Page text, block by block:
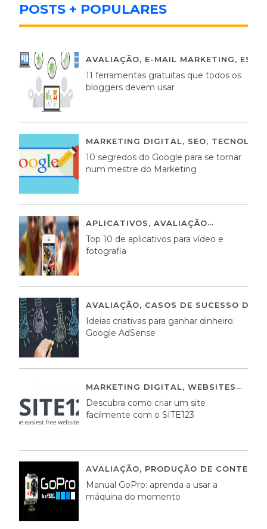
POSTS + POPULARES
AVALIAÇÃO, E-MAIL MARKETING,
11 ferramentas gratuitas que todos os
bloggers devem usar
MARKETING DIGITAL, SEO,
10 segredos do Google para se tornar
num mestre do Marketing
APLICATIVOS, AVALIAÇÃO
Top 10 de aplicativos para vídeo e
fotografia
AVALIAÇÃO, CASOS DE SUCESSO DE
Ideias criativas para ganhar dinheiro:
Google AdSense
MARKETING DIGITAL, WEBSITES
Descubra como criar um site
facilmente com o SITE123
AVALIAÇÃO, PRODUÇÃO DE
Manual GoPro: aprenda a usar a
máquina do momento